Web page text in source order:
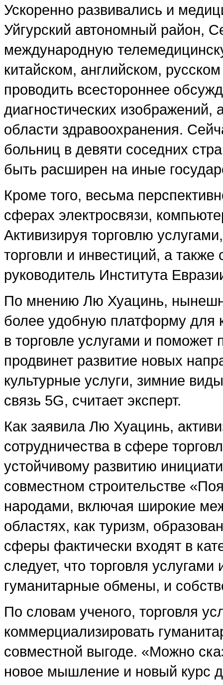
Ускоренно развивались и
Уйгурский автономный район,
международную
китайском, английском,
проводить всестороннее
диагностических изображений,
области здравоохранения.
больниц в девяти соседних
быть расширен на иные
Кроме того, весьма
сферах электросвязи,
Активизируя торговлю
торговли и инвестиций, а также
руководитель Института
По мнению Лю Хуацинь,
более удобную платформу для
в торговле услугами и
продвинет развитие новых
культурные услуги, зимние
связь 5G, считает эксперт.
Как заявила Лю Хуацинь,
сотрудничества в сфере
устойчивому развитию
совместном строительстве
народами, включая широкие
областях, как туризм,
сферы фактически входят в
следует, что торговля
гуманитарные обмены, и
По словам ученого, торговля
коммерциализировать
совместной выгоде. «Можно
новое мышление и новый курс